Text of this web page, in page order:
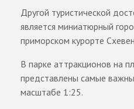
Другой туристической
является миниатюрный
приморском курорте
В парке аттракционов на
представлены самые
масштабе 1:25.